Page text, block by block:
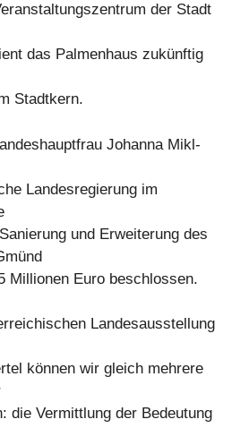
der Stadt
das Palmenhaus zukünftig
Stadtkern.
Johanna Mikl-
Landesregierung im
und Erweiterung des
Millionen Euro beschlossen.
Landesausstellung
können wir gleich mehrere
die Vermittlung der Bedeutung